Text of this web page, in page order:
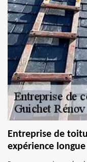
Entreprise de
expérience